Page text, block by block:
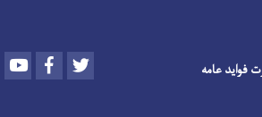
فواید عامه Youtube Facebook